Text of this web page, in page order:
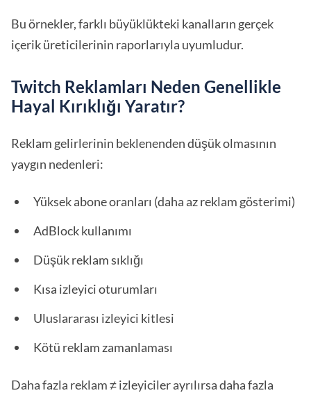
Bu örnekler, farklı büyüklükteki kanalların gerçek
içerik üreticilerinin raporlarıyla uyumludur.
Twitch Reklamları Neden Genellikle
Hayal Kırıklığı Yaratır?
Reklam gelirlerinin beklenenden düşük olmasının
yaygın nedenleri:
Yüksek abone oranları (daha az reklam gösterimi)
AdBlock kullanımı
Düşük reklam sıklığı
Kısa izleyici oturumları
Uluslararası izleyici kitlesi
Kötü reklam zamanlaması
Daha fazla reklam ≠ izleyiciler ayrılırsa daha fazla